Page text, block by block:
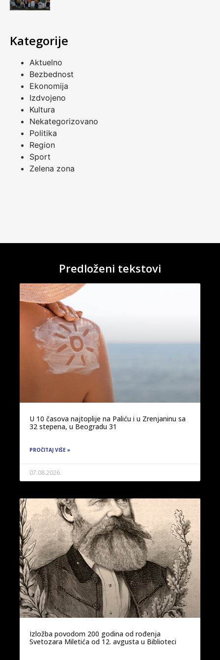
Kategorije
Aktuelno
Bezbednost
Ekonomija
Izdvojeno
Kultura
Nekategorizovano
Politika
Region
Sport
Zelena zona
Predloženi tekstovi
U 10 časova najtoplije na Paliću i u Zrenjaninu sa
32 stepena, u Beogradu 31
PROČITAJ VIŠE »
07.08.2026.
Izložba povodom 200 godina od rođenja
Svetozara Miletića od 12. avgusta u Biblioteci